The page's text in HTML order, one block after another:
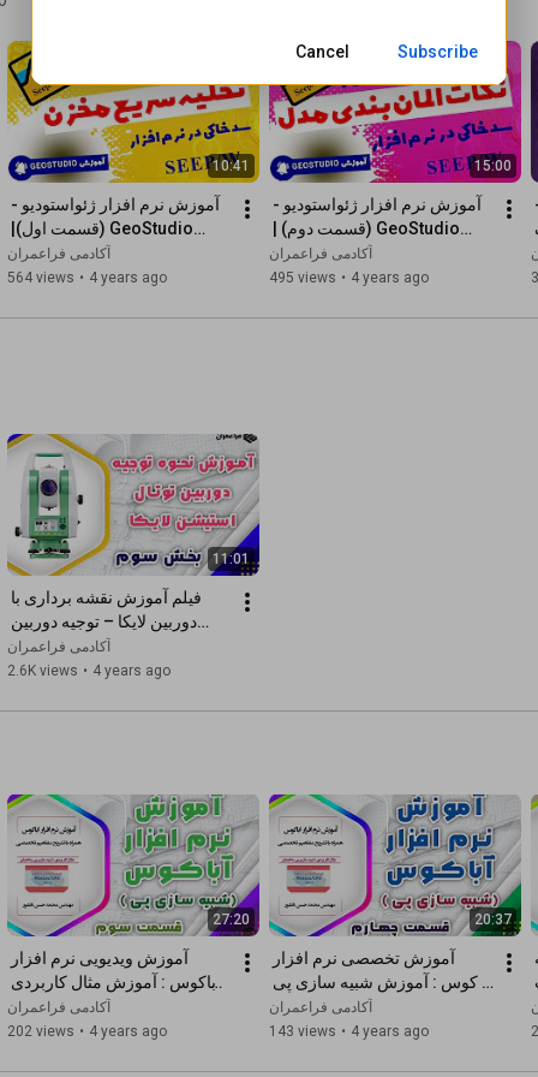
10:41
تحلیل بحرانی تخلیه سریع مخزن
سد خاکی افزار Seep/w
آکادمی فراعمران
564 views • 4 years ago
15:00
آموزش شرایط مرزی و نکات
المان بندی مدل در Seep/w
آکادمی فراعمران
495 views • 4 years ago
مصالح و اختصاص آنها به مدل در
11:01
توتال استیشن لایکا (بخش سوم)
آکادمی فراعمران
2.6K views • 4 years ago
27:20
مدل سازی پی - قسمت سوم
آکادمی فراعمران
202 views • 4 years ago
20:37
در آباکوس - قسمت چهارم
آکادمی فراعمران
143 views • 4 years ago
Cancel Subscribe